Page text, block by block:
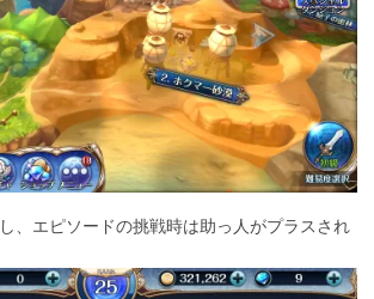
、エピソードの挑戦時は助っ人がプラスされ